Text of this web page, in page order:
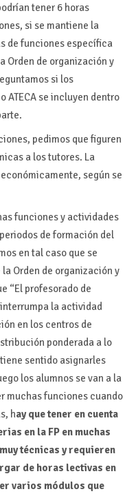
tener 6 horas
si se mantiene la
de funciones específica
Orden de organización y
si los
ATECA se incluyen dentro
pedimos que figuren
a los tutores. La
según se
funciones y actividades
de formación del
en tal caso que se
Orden de organización y
“El profesorado de
la actividad
en los centros de
ponderada a lo
sentido asignarles
los alumnos se van a la
muchas funciones cuando
hay que tener en cuenta
en la FP en muchas
técnicas y requieren
de horas lectivas en
varios módulos que